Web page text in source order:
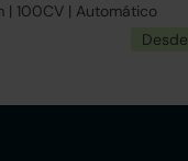
| 100CV | Automático
Desde